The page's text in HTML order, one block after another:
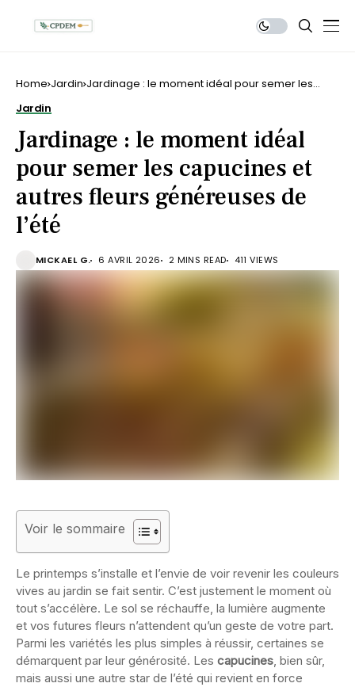
Home Jardin Jardinage : le moment idéal pour semer les
Jardin
Jardinage : le moment idéal
pour semer les capucines et
autres fleurs généreuses de
l’été
MICKAEL G. 6 AVRIL 2026 2 MINS READ 411 VIEWS
Voir le sommaire
Le printemps s’installe et l’envie de voir revenir les couleurs
vives au jardin se fait sentir. C’est justement le moment où
tout s’accélère. Le sol se réchauffe, la lumière augmente
et vos futures fleurs n’attendent qu’un geste de votre part.
Parmi les variétés les plus simples à réussir, certaines se
démarquent par leur générosité. Les capucines, bien sûr,
mais aussi une autre star de l’été qui revient en force